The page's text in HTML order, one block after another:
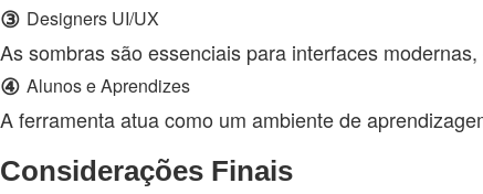
③ Designers UI/UX
As sombras são essenciais para interfaces
④ Alunos e Aprendizes
A ferramenta atua como um ambiente de
Considerações Finais